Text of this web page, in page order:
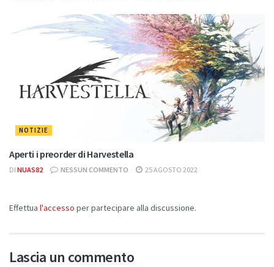
NOTIZIE
Aperti i preorder di Harvestella
DI NUAS82 NESSUN COMMENTO 25 AGOSTO 2022
Effettua l'accesso per partecipare alla discussione.
Lascia un commento